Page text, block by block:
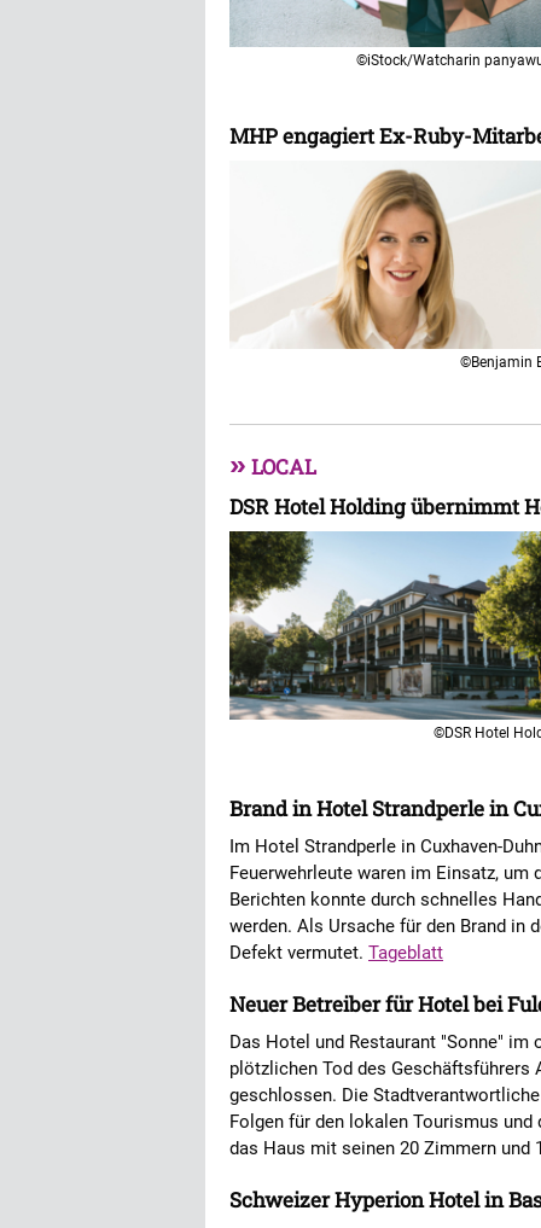
©iStock/Watcharin
MHP engagiert Ex-Ruby-
©Benjamin
» LOCAL
DSR Hotel Holding übernimmt
©DSR Hotel
Brand in Hotel Strandperle in
Im Hotel Strandperle in Cuxhaven-
Feuerwehrleute waren im Einsatz, um
Berichten konnte durch schnelles
werden. Als Ursache für den Brand
Defekt vermutet. Tageblatt
Neuer Betreiber für Hotel bei
Das Hotel und Restaurant "Sonne"
plötzlichen Tod des Geschäftsführers
geschlossen. Die
Folgen für den lokalen Tourismus
das Haus mit seinen 20 Zimmern
Schweizer Hyperion Hotel in